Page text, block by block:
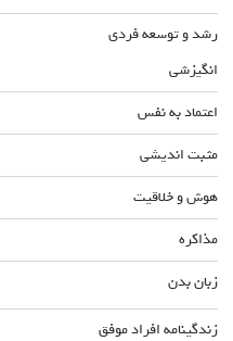
رشد و توسعه فردی
انگیزشی
اعتماد به نفس
مثبت اندیشی
هوش و خلاقیت
مذاکره
زبان بدن
زندگینامه افراد موفق